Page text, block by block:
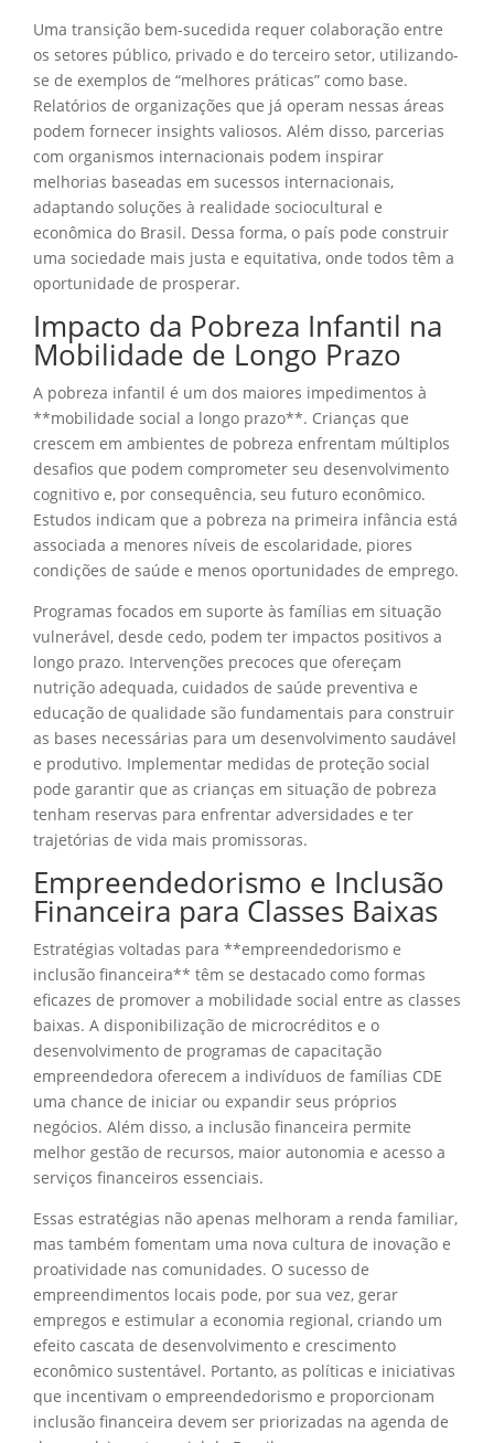
Uma transição bem-sucedida requer colaboração entre
os setores público, privado e do terceiro setor, utilizando-
se de exemplos de “melhores práticas” como base.
Relatórios de organizações que já operam nessas áreas
podem fornecer insights valiosos. Além disso, parcerias
com organismos internacionais podem inspirar
melhorias baseadas em sucessos internacionais,
adaptando soluções à realidade sociocultural e
econômica do Brasil. Dessa forma, o país pode construir
uma sociedade mais justa e equitativa, onde todos têm a
oportunidade de prosperar.
Impacto da Pobreza Infantil na
Mobilidade de Longo Prazo
A pobreza infantil é um dos maiores impedimentos à
**mobilidade social a longo prazo**. Crianças que
crescem em ambientes de pobreza enfrentam múltiplos
desafios que podem comprometer seu desenvolvimento
cognitivo e, por consequência, seu futuro econômico.
Estudos indicam que a pobreza na primeira infância está
associada a menores níveis de escolaridade, piores
condições de saúde e menos oportunidades de emprego.
Programas focados em suporte às famílias em situação
vulnerável, desde cedo, podem ter impactos positivos a
longo prazo. Intervenções precoces que ofereçam
nutrição adequada, cuidados de saúde preventiva e
educação de qualidade são fundamentais para construir
as bases necessárias para um desenvolvimento saudável
e produtivo. Implementar medidas de proteção social
pode garantir que as crianças em situação de pobreza
tenham reservas para enfrentar adversidades e ter
trajetórias de vida mais promissoras.
Empreendedorismo e Inclusão
Financeira para Classes Baixas
Estratégias voltadas para **empreendedorismo e
inclusão financeira** têm se destacado como formas
eficazes de promover a mobilidade social entre as classes
baixas. A disponibilização de microcréditos e o
desenvolvimento de programas de capacitação
empreendedora oferecem a indivíduos de famílias CDE
uma chance de iniciar ou expandir seus próprios
negócios. Além disso, a inclusão financeira permite
melhor gestão de recursos, maior autonomia e acesso a
serviços financeiros essenciais.
Essas estratégias não apenas melhoram a renda familiar,
mas também fomentam uma nova cultura de inovação e
proatividade nas comunidades. O sucesso de
empreendimentos locais pode, por sua vez, gerar
empregos e estimular a economia regional, criando um
efeito cascata de desenvolvimento e crescimento
econômico sustentável. Portanto, as políticas e iniciativas
que incentivam o empreendedorismo e proporcionam
inclusão financeira devem ser priorizadas na agenda de